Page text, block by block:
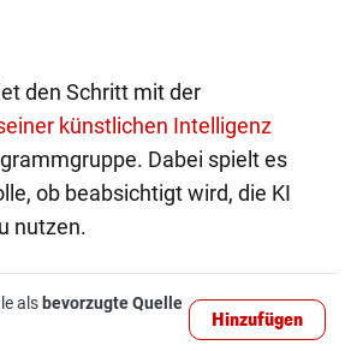
den Schritt mit der
künstlichen Intelligenz
Dabei spielt es
ob beabsichtigt wird, die KI
nutzen.
als bevorzugte Quelle
Hinzufügen